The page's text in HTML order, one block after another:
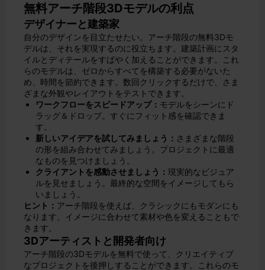
無料アーチ階段3Dモデルの利点
デザイナーと建築家
自分のデザインを目立たせたい。アーチ階段の無料3Dモ
デルは、それを実現するのに役立ちます。建築計画にスタ
イルとディテールをすばやく加えることができます。これ
らのモデルは、ゼロからすべてを構築する必要がないた
め、時間を節約できます。数回クリックするだけで、さま
ざまな外観やレイアウトをテストできます。
ワークフローをスピードアップ： モデルをシーンにド
ラッグ＆ドロップ。すぐにフィット感を確認できま
す。
新しいアイデアを試してみましょう： さまざまな階段
の形を組み合わせてみましょう。プロジェクトに最適
なものを見つけましょう。
クライアントを感動させましょう： 現実的なビジュア
ルを見せましょう。最終的な空間をイメージしてもら
いましょう。
ヒント： アーチ階段を使えば、クラシックにもモダンにも
なります。イメージに合わせて素材や色を変えることもで
きます。
3Dアーティストと開発者向け
アーチ階段の3Dモデルを無料で使って、クリエイティブ
なプロジェクトを後押しすることができます。これらのモ